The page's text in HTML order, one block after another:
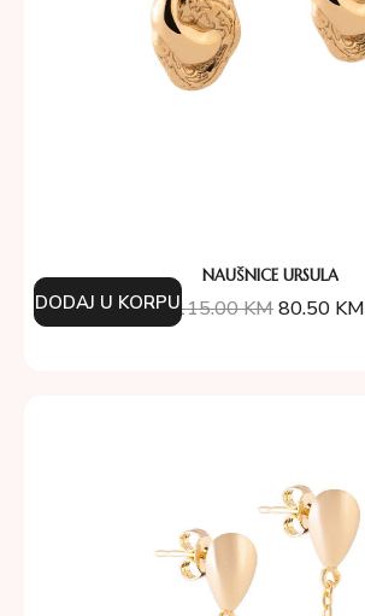
NAUŠNICE URSULA
115.00KM80.50 KM
DODAJ U KORPU